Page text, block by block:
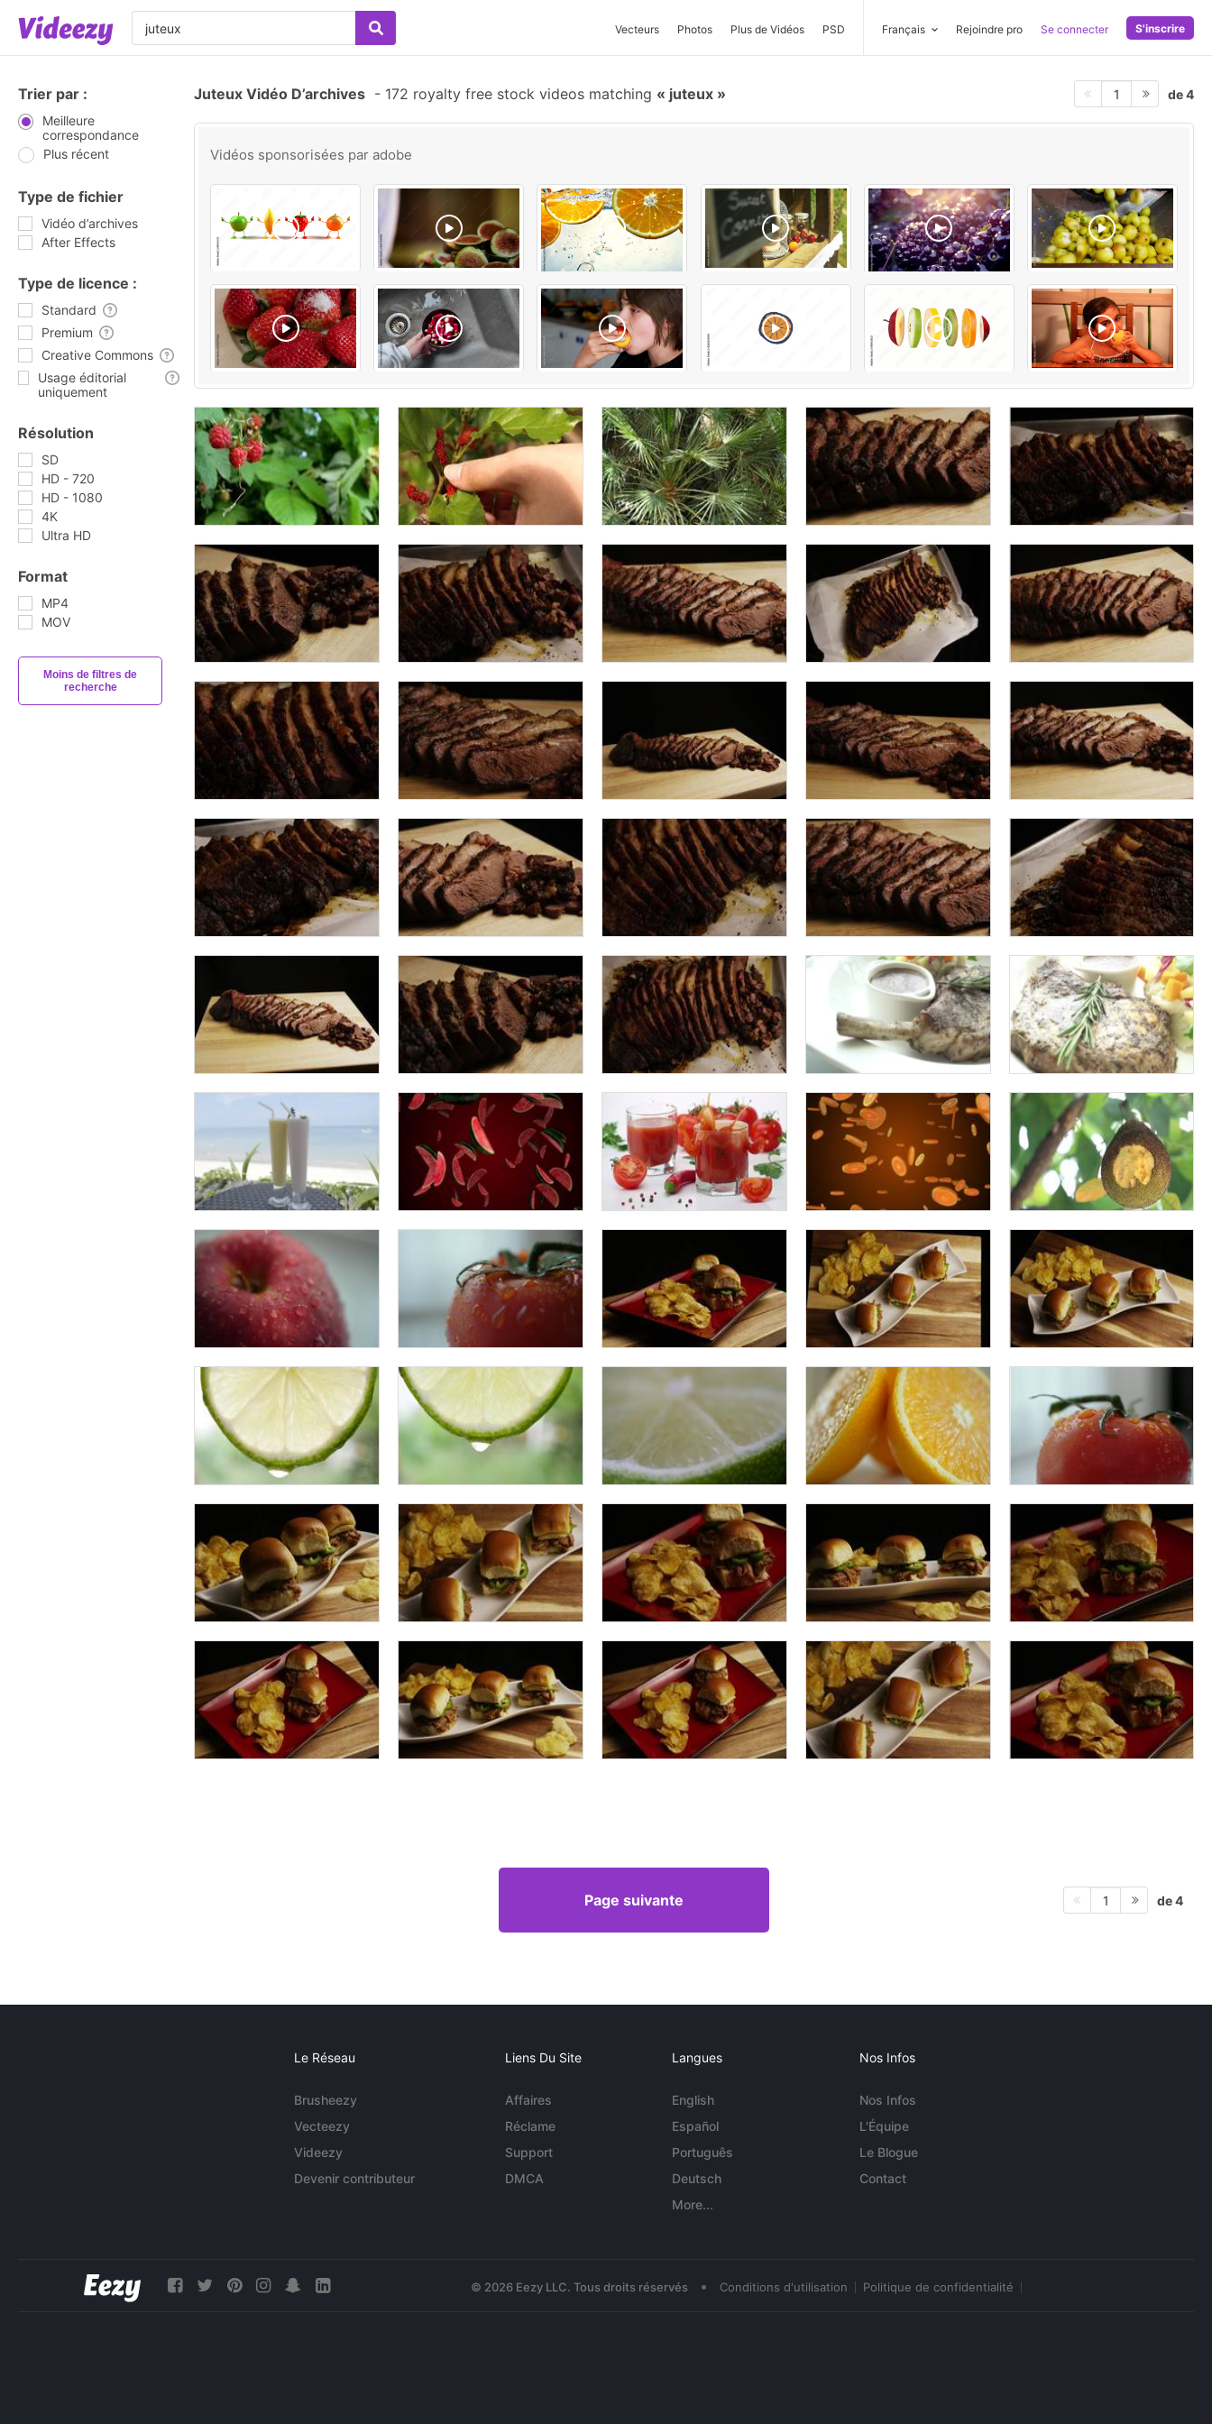
Vecteurs Photos Plus de Vidéos PSD Français Rejoindre pro Se connecter S'inscrire
Trier par :
Meilleure
correspondance
Plus récent
Type de fichier
Vidéo d’archives
After Effects
Type de licence :
Standard
Premium
Creative Commons
Usage éditorial
uniquement
Résolution
SD
HD - 720
HD - 1080
4K
Ultra HD
Format
MP4
MOV
Moins de filtres de
recherche
Juteux Vidéo D’archives - 172 royalty free stock videos matching juteux 1 de 4
Vidéos sponsorisées par adobe
Page suivante 1 de 4
Le Réseau
Brusheezy
Vecteezy
Videezy
Devenir contributeur
Liens Du Site
Affaires
Réclame
Support
DMCA
Langues
English
Español
Português
Deutsch
More...
Nos Infos
Nos Infos
L'Équipe
Le Blogue
Contact
© 2026 Eezy LLC. Tous droits réservés • Conditions d'utilisation Politique de confidentialité